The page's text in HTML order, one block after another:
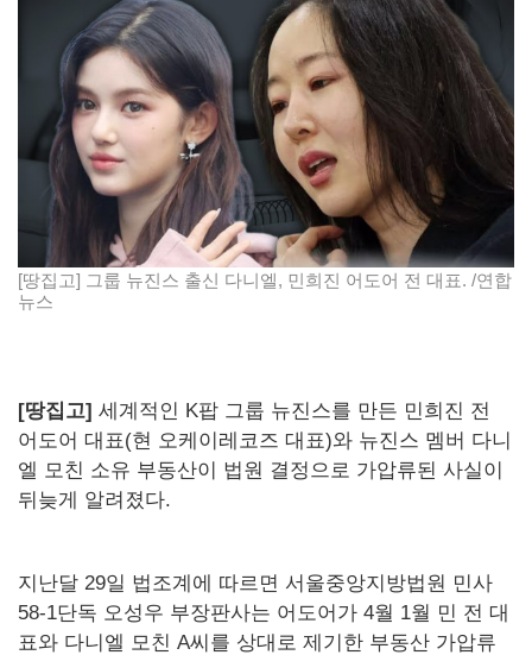
[땅집고] 그룹 뉴진스 출신 다니엘, 민희진 어도어 전 대표. /연합
뉴스
[땅집고] 세계적인 K팝 그룹 뉴진스를 만든 민희진 전
어도어 대표(현 오케이레코즈 대표)와 뉴진스 멤버 다니
엘 모친 소유 부동산이 법원 결정으로 가압류된 사실이
뒤늦게 알려졌다.
지난달 29일 법조계에 따르면 서울중앙지방법원 민사
58-1단독 오성우 부장판사는 어도어가 4월 1월 민 전 대
표와 다니엘 모친 A씨를 상대로 제기한 부동산 가압류